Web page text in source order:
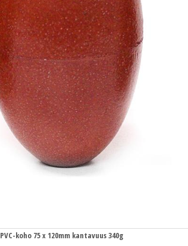
PVC-koho 75 x 120mm kantavuus 340g